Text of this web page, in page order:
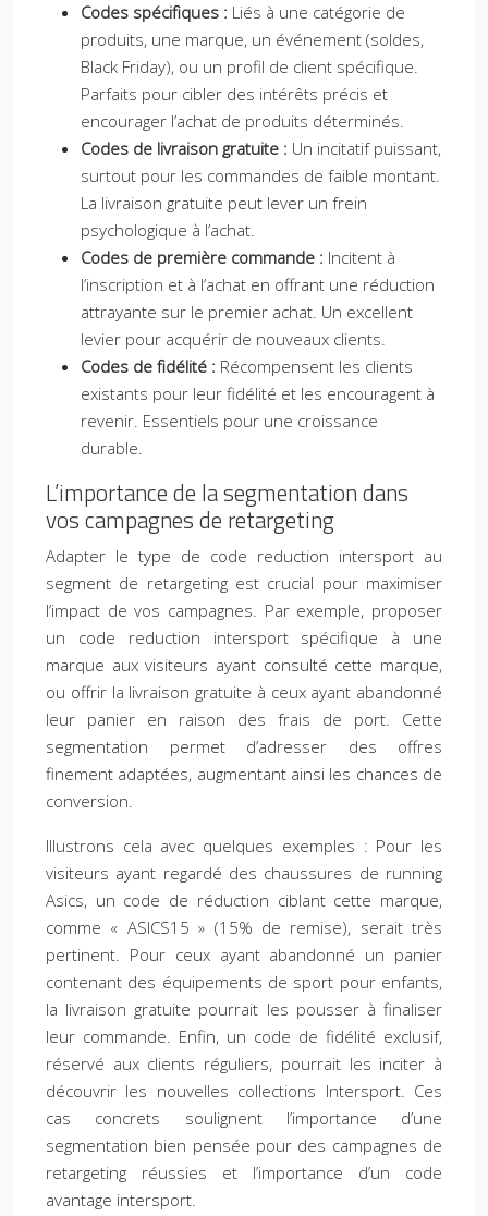
Codes spécifiques : Liés à une catégorie de
produits, une marque, un événement (soldes,
Black Friday), ou un profil de client spécifique.
Parfaits pour cibler des intérêts précis et
encourager l’achat de produits déterminés.
Codes de livraison gratuite : Un incitatif puissant,
surtout pour les commandes de faible montant.
La livraison gratuite peut lever un frein
psychologique à l’achat.
Codes de première commande : Incitent à
l’inscription et à l’achat en offrant une réduction
attrayante sur le premier achat. Un excellent
levier pour acquérir de nouveaux clients.
Codes de fidélité : Récompensent les clients
existants pour leur fidélité et les encouragent à
revenir. Essentiels pour une croissance
durable.
L’importance de la segmentation dans
vos campagnes de retargeting
Adapter le type de code reduction intersport au
segment de retargeting est crucial pour maximiser
l’impact de vos campagnes. Par exemple, proposer
un code reduction intersport spécifique à une
marque aux visiteurs ayant consulté cette marque,
ou offrir la livraison gratuite à ceux ayant abandonné
leur panier en raison des frais de port. Cette
segmentation permet d’adresser des offres
finement adaptées, augmentant ainsi les chances de
conversion.
Illustrons cela avec quelques exemples : Pour les
visiteurs ayant regardé des chaussures de running
Asics, un code de réduction ciblant cette marque,
comme « ASICS15 » (15% de remise), serait très
pertinent. Pour ceux ayant abandonné un panier
contenant des équipements de sport pour enfants,
la livraison gratuite pourrait les pousser à finaliser
leur commande. Enfin, un code de fidélité exclusif,
réservé aux clients réguliers, pourrait les inciter à
découvrir les nouvelles collections Intersport. Ces
cas concrets soulignent l’importance d’une
segmentation bien pensée pour des campagnes de
retargeting réussies et l’importance d’un code
avantage intersport.